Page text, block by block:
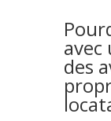
avec
des